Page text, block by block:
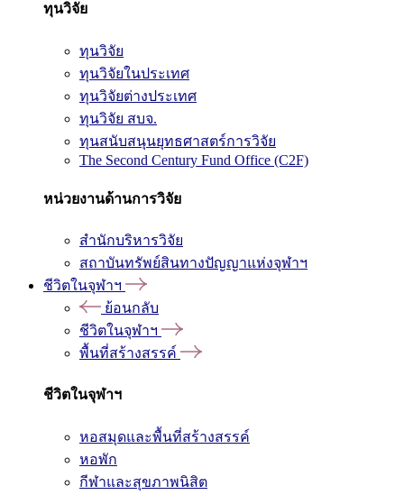
ทุนวิจัย
ทุนวิจัย
ทุนวิจัยในประเทศ
ทุนวิจัยต่างประเทศ
ทุนวิจัย สบจ.
ทุนสนับสนุนยุทธศาสตร์การวิจัย
The Second Century Fund Office (C2F)
หน่วยงานด้านการวิจัย
สำนักบริหารวิจัย
สถาบันทรัพย์สินทางปัญญาแห่งจุฬาฯ
ชีวิตในจุฬาฯ
ย้อนกลับ
ชีวิตในจุฬาฯ
พื้นที่สร้างสรรค์
ชีวิตในจุฬาฯ
หอสมุดและพื้นที่สร้างสรรค์
หอพัก
กีฬาและสุขภาพนิสิต